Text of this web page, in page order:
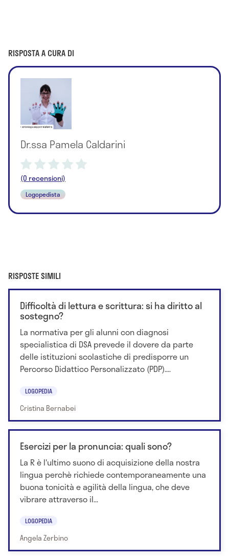
RISPOSTA A CURA DI
Dr.ssa Pamela Caldarini
(0 recensioni)
Logopedista
RISPOSTE SIMILI
Difficoltà di lettura e scrittura: si ha diritto al
sostegno?
La normativa per gli alunni con diagnosi
specialistica di DSA prevede il dovere da parte
delle istituzioni scolastiche di predisporre un
Percorso Didattico Personalizzato (PDP)....
LOGOPEDIA
Cristina Bernabei
Esercizi per la pronuncia: quali sono?
La R è l'ultimo suono di acquisizione della nostra
lingua perchè richiede contemporaneamente una
buona tonicità e agilità della lingua, che deve
vibrare attraverso il...
LOGOPEDIA
Angela Zerbino